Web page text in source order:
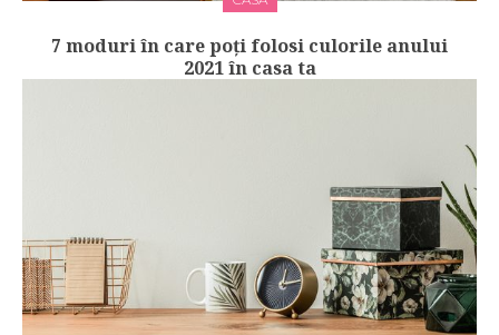
7 moduri în care poți folosi culorile anului
2021 în casa ta